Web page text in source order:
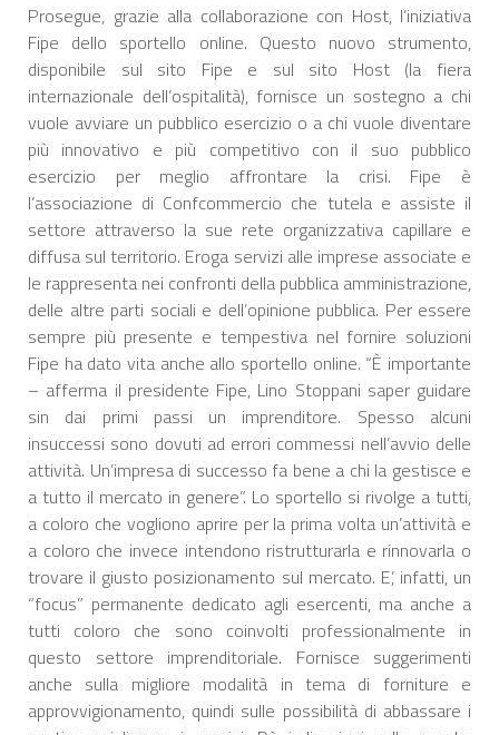
Prosegue, grazie alla collaborazione con Host, l’iniziativa
Fipe dello sportello online. Questo nuovo strumento,
disponibile sul sito Fipe e sul sito Host (la fiera
internazionale dell’ospitalità), fornisce un sostegno a chi
vuole avviare un pubblico esercizio o a chi vuole diventare
più innovativo e più competitivo con il suo pubblico
esercizio per meglio affrontare la crisi. Fipe è
l’associazione di Confcommercio che tutela e assiste il
settore attraverso la sue rete organizzativa capillare e
diffusa sul territorio. Eroga servizi alle imprese associate e
le rappresenta nei confronti della pubblica amministrazione,
delle altre parti sociali e dell’opinione pubblica. Per essere
sempre più presente e tempestiva nel fornire soluzioni
Fipe ha dato vita anche allo sportello online. “È importante
– afferma il presidente Fipe, Lino Stoppani saper guidare
sin dai primi passi un imprenditore. Spesso alcuni
insuccessi sono dovuti ad errori commessi nell’avvio delle
attività. Un’impresa di successo fa bene a chi la gestisce e
a tutto il mercato in genere”. Lo sportello si rivolge a tutti,
a coloro che vogliono aprire per la prima volta un’attività e
a coloro che invece intendono ristrutturarla e rinnovarla o
trovare il giusto posizionamento sul mercato. E’, infatti, un
“focus” permanente dedicato agli esercenti, ma anche a
tutti coloro che sono coinvolti professionalmente in
questo settore imprenditoriale. Fornisce suggerimenti
anche sulla migliore modalità in tema di forniture e
approvvigionamento, quindi sulle possibilità di abbassare i